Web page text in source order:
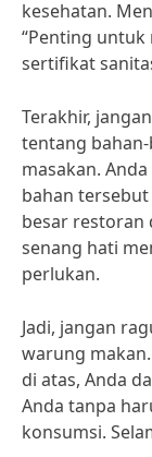
kesehatan.
“Penting
sertifikat
Terakhir,
tentang
masakan.
bahan
besar restoran
senang hati
perlukan.
Jadi, jangan
warung
di atas, Anda
Anda tanpa
konsumsi.